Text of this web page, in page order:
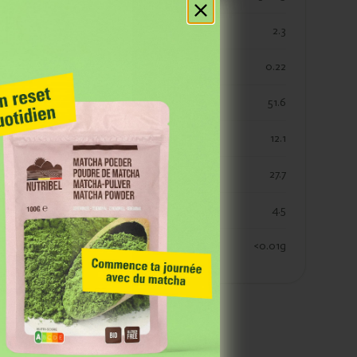
2.3
0.22
koolhydraten 51.6
koolhydraaten suiker 12.1
vezels 27.7
eiwitten 4.5
zout <0.01g
à notre
événements et